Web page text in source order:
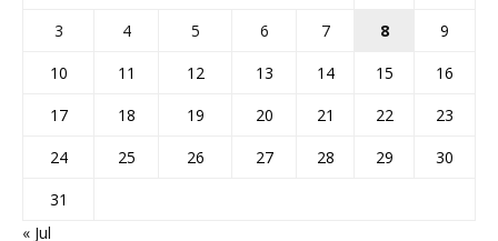
3
4 5 6 7 8
9
10
11 12 13 14 15
16
17
18 19 20 21 22
23
24
25 26 27 28 29
30
31
« Jul